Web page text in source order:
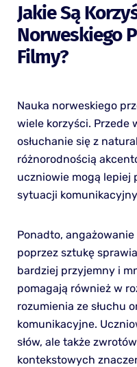
Jakie Są
Norweskiego
Filmy?
Nauka norweskiego
wiele korzyści. Przede
osłuchanie się z
różnorodnością
uczniowie mogą lepiej
sytuacji
Ponadto,
poprzez sztukę
bardziej przyjemny i
pomagają również w
rozumienia ze słuchu
komunikacyjne.
słów, ale także
kontekstowych